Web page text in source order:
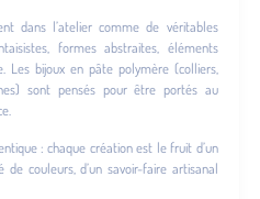
dans l’atelier comme de véritables
formes abstraites, éléments
bijoux en pâte polymère (colliers,
sont pensés pour être portés au
: chaque création est le fruit d’un
de couleurs, d’un savoir-faire artisanal